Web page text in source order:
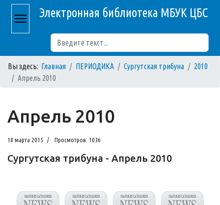
Электронная библиотека МБУК ЦБС
Вы здесь: Главная ПЕРИОДИКА Сургутская трибуна
2010
Апрель 2010
Апрель 2010
18 марта 2015 Просмотров: 1036
Сургутская трибуна - Апрель 2010